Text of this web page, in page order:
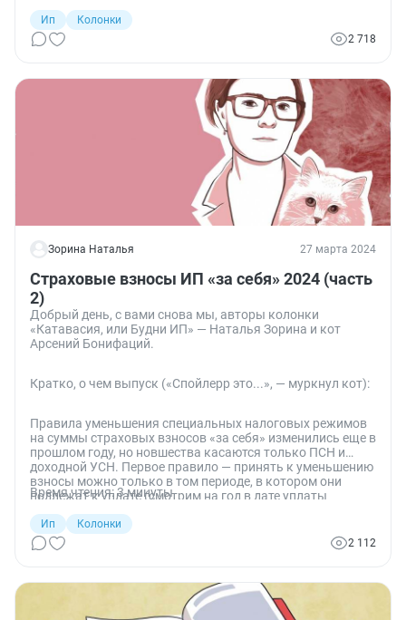
патч.
Ип
Колонки
2 718
Зорина Наталья 27 марта 2024
Страховые взносы ИП «за себя» 2024 (часть
2)
Добрый день, с вами снова мы, авторы колонки
«Катавасия, или Будни ИП» — Наталья Зорина и кот
Арсений Бонифаций.
Кратко, о чем выпуск («Спойлерр это...», — муркнул кот):
Правила уменьшения специальных налоговых режимов
на суммы страховых взносов «за себя» изменились еще в
прошлом году, но новшества касаются только ПСН и
доходной УСН. Первое правило — принять к уменьшению
взносы можно только в том периоде, в котором они
подлежат к уплате (смотрим на год в дате уплаты
срок уплаты взносов не влияет на выбор периода, в
котором взносы включаются для уменьшения УСН или
ПСН. При работе важно учитывать разъяснения ФНС
на которые уменьшили налог в том или ином периоде,
используем специальный регистр. Его можно
разработать самостоятельно.
Время чтения: 3 минуты
Ип
Колонки
2 112